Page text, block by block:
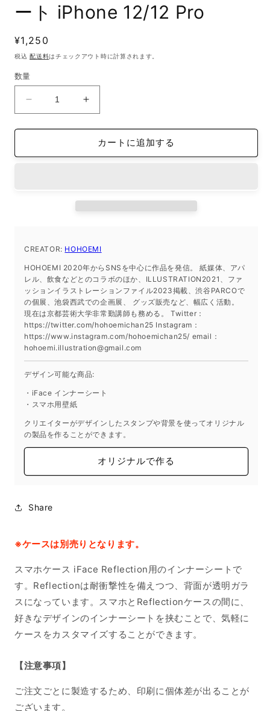
メ
ア
(1)
開
く
ート iPhone 12/12 Pro
通
常
格
¥1,250
税込配送料はチェックアウト時に計算されます。
数量
reflection
イ
ナ
12/12
の
数
量
を
減
ら
iFace
reflection
イ
ナ
ー
12/12
Pro
の
数
量
を
増
や
カートに追加する
CREATOR: HOHOEMI
HOHOEMI 2020年からSNSを中心に作品を発信。 紙媒体、アパ
レル、飲食などとのコラボのほか、ILLUSTRATION2021、ファ
ッションイラストレーションファイル2023掲載、渋谷PARCOで
の個展、池袋西武での企画展、 グッズ販売など、幅広く活動。
現在は京都芸術大学非常勤講師も務める。 Twitter：
https://twitter.com/hohoemichan25 Instagram：
https://www.instagram.com/hohoemichan25/ email：
hohoemi.illustration@gmail.com
デザイン可能な商品:
・iFace インナーシート
・スマホ用壁紙
クリエイターがデザインしたスタンプや背景を使ってオリジナル
の製品を作ることができます。
オリジナルで作る
Share
※ケースは別売りとなります。
スマホケース iFace Reflection用のインナーシートで
す。Reflectionは耐衝撃性を備えつつ、背面が透明ガラ
スになっています。スマホとReflectionケースの間に、
好きなデザインのインナーシートを挟むことで、気軽に
ケースをカスタマイズすることができます。
【注意事項】
ご注文ごとに製造するため、印刷に個体差が出ることが
ございます。